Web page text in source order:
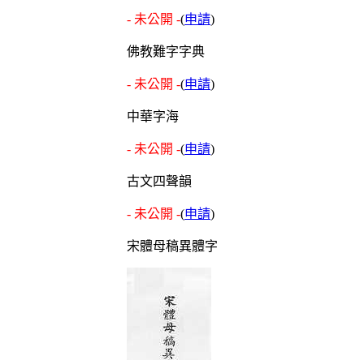
- 未公開 -(申請)
佛教難字字典
- 未公開 -(申請)
中華字海
- 未公開 -(申請)
古文四聲韻
- 未公開 -(申請)
宋體母稿異體字